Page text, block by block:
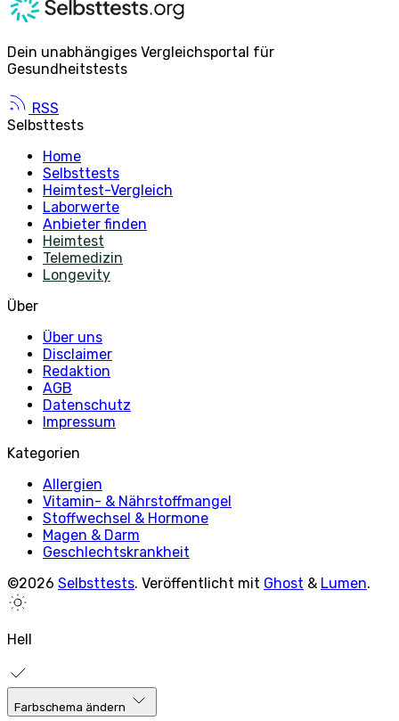
Dein unabhängiges Vergleichsportal für
Gesundheitstests
RSS
Selbsttests
Home
Selbsttests
Heimtest-Vergleich
Laborwerte
Anbieter finden
Heimtest
Telemedizin
Longevity
Über
Über uns
Disclaimer
Redaktion
AGB
Datenschutz
Impressum
Kategorien
Allergien
Vitamin- & Nährstoffmangel
Stoffwechsel & Hormone
Magen & Darm
Geschlechtskrankheit
©2026 Selbsttests. Veröffentlicht mit Ghost & Lumen.
Hell
Farbschema ändern